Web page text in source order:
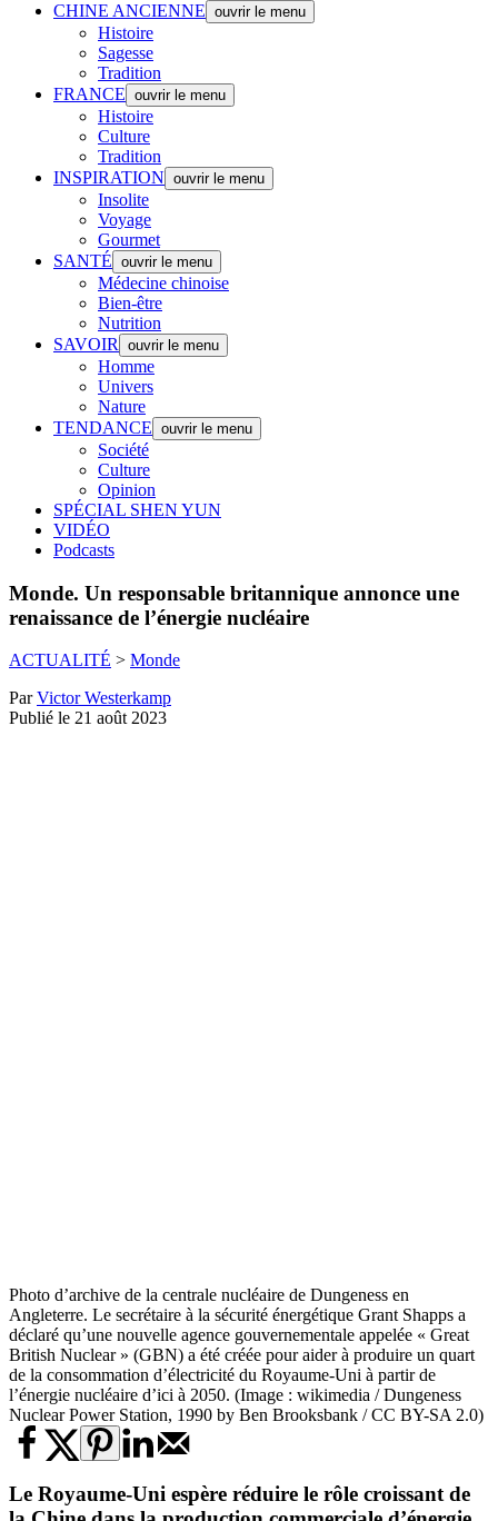
CHINE ANCIENNE ouvrir le menu
Histoire
Sagesse
Tradition
FRANCE ouvrir le menu
Histoire
Culture
Tradition
INSPIRATION ouvrir le menu
Insolite
Voyage
Gourmet
SANTÉ ouvrir le menu
Médecine chinoise
Bien-être
Nutrition
SAVOIR
ouvrir le menu
Homme
Univers
Nature
TENDANCE ouvrir le menu
Société
Culture
Opinion
SPÉCIAL SHEN YUN
VIDÉO
Podcasts
Monde. Un responsable britannique annonce une
renaissance de l’énergie nucléaire
ACTUALITÉ > Monde
ParVictor Westerkamp
Publié le 21 août 2023
Photo d’archive de la centrale nucléaire de Dungeness en
Angleterre. Le secrétaire à la sécurité énergétique Grant Shapps a
déclaré qu’une nouvelle agence gouvernementale appelée « Great
British Nuclear » (GBN) a été créée pour aider à produire un quart
de la consommation d’électricité du Royaume-Uni à partir de
l’énergie nucléaire d’ici à 2050. (Image : wikimedia / Dungeness
Nuclear Power Station, 1990 by Ben Brooksbank / CC BY-SA 2.0)
Le Royaume-Uni espère réduire le rôle croissant de